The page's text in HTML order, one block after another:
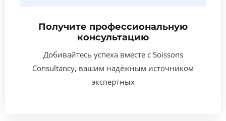
Получите профессиональную
консультацию
Добивайтесь успеха вместе с Soissons
Consultancy, вашим надёжным источником
экспертных